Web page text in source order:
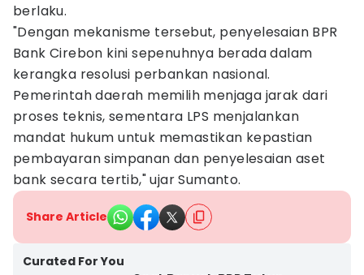
berlaku.
"Dengan mekanisme tersebut, penyelesaian BPR
Bank Cirebon kini sepenuhnya berada dalam
kerangka resolusi perbankan nasional.
Pemerintah daerah memilih menjaga jarak dari
proses teknis, sementara LPS menjalankan
mandat hukum untuk memastikan kepastian
pembayaran simpanan dan penyelesaian aset
bank secara tertib," ujar Sumanto.
Share Article
Curated For You